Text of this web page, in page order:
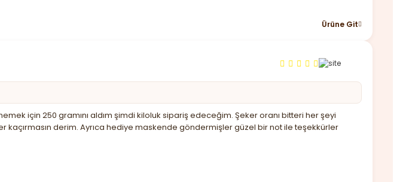
Ürüne Git
için 250 gramını aldım şimdi kiloluk sipariş edeceğim. Şeker oranı bitteri her şeyi
kaçırmasın derim. Ayrıca hediye maskende göndermişler güzel bir not ile teşekkürler